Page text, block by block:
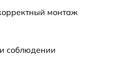
монтаж
соблюдении